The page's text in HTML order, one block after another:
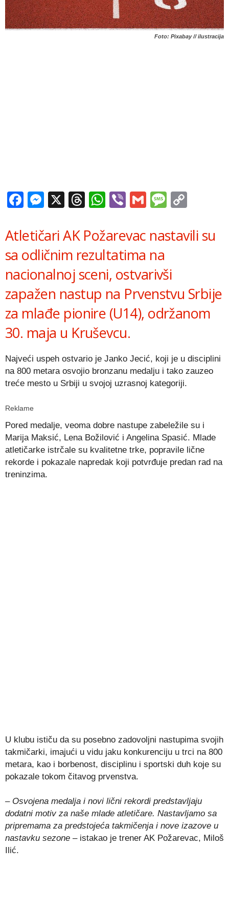
Foto: Pixabay // ilustracija
Facebook
Messenger
X Threads
WhatsApp
ViberGmail
Atletičari AK Požarevac nastavili su
sa odličnim rezultatima na
nacionalnoj sceni, ostvarivši
zapažen nastup na Prvenstvu Srbije
za mlađe pionire (U14), održanom
30. maja u Kruševcu.
Najveći uspeh ostvario je Janko Jecić, koji je u disciplini
na 800 metara osvojio bronzanu medalju i tako zauzeo
treće mesto u Srbiji u svojoj uzrasnoj kategoriji.
Reklame
Pored medalje, veoma dobre nastupe zabeležile su i
Marija Maksić, Lena Božilović i Angelina Spasić. Mlade
atletičarke istrčale su kvalitetne trke, popravile lične
rekorde i pokazale napredak koji potvrđuje predan rad na
treninzima.
U klubu ističu da su posebno zadovoljni nastupima svojih
takmičarki, imajući u vidu jaku konkurenciju u trci na 800
metara, kao i borbenost, disciplinu i sportski duh koje su
pokazale tokom čitavog prvenstva.
– Osvojena medalja i novi lični rekordi predstavljaju
dodatni motiv za naše mlade atletičare. Nastavljamo sa
pripremama za predstojeća takmičenja i nove izazove u
nastavku sezone – istakao je trener AK Požarevac, Miloš
Ilić.